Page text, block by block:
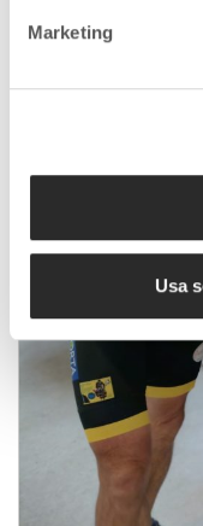
Marketing
Usa